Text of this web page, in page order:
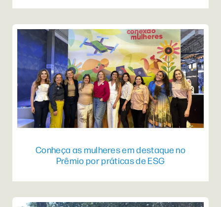
Conheça as mulheres em destaque no
Prêmio por práticas de ESG